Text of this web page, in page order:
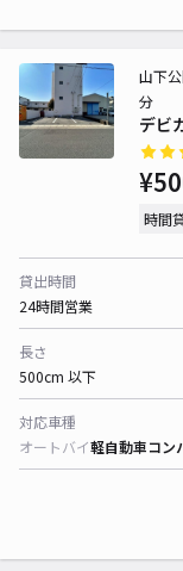
デビ
山下
分
時間
貸出時間
24時間営業
長さ
500cm 以下
対応車種
オートバイ軽自動車コン